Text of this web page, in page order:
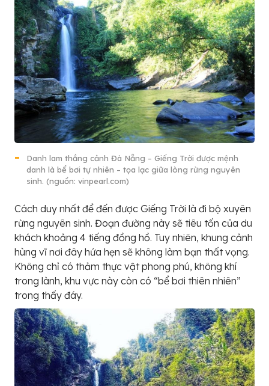
Danh lam thắng cảnh Đà Nẵng – Giếng Trời được mệnh
danh là bể bơi tự nhiên – tọa lạc giữa lòng rừng nguyên
sinh. (nguồn: vinpearl.com)
Cách duy nhất để đến được Giếng Trời là đi bộ xuyên
rừng nguyên sinh. Đoạn đường này sẽ tiêu tốn của du
khách khoảng 4 tiếng đồng hồ. Tuy nhiên, khung cảnh
hùng vĩ nơi đây hứa hẹn sẽ không làm bạn thất vọng.
Không chỉ có thảm thực vật phong phú, không khí
trong lành, khu vực này còn có “bể bơi thiên nhiên”
trong thấy đáy.